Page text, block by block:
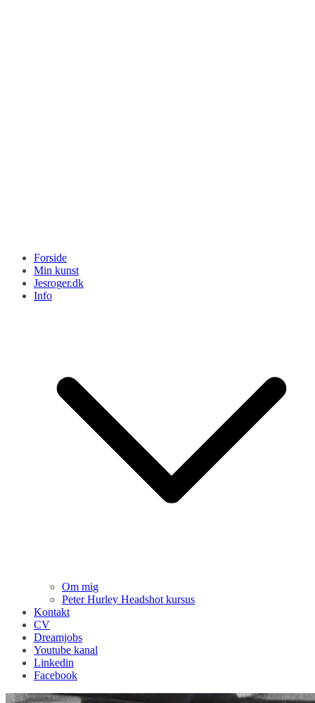
Forside
Min kunst
Jesroger.dk
Info
Om mig
Peter Hurley Headshot kursus
Kontakt
CV
Dreamjobs
Youtube kanal
Linkedin
Facebook